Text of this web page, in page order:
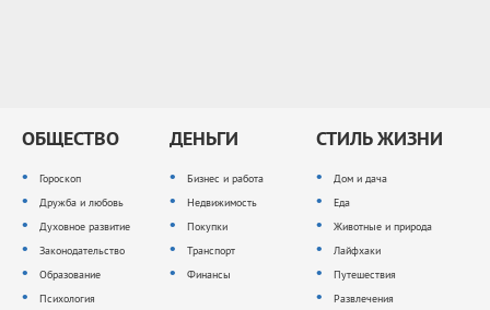
ОБЩЕСТВО
Гороскоп
Дружба и любовь
Духовное развитие
Законодательство
Образование
Психология
ДЕНЬГИ
Бизнес и работа
Недвижимость
Покупки
Транспорт
Финансы
СТИЛЬ ЖИЗНИ
Дом и дача
Еда
Животные и природа
Лайфхаки
Путешествия
Развлечения